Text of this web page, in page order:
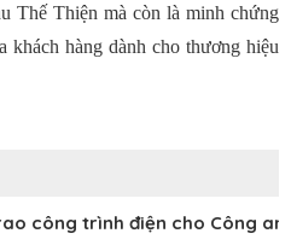
Thế Thiện mà còn là minh chứng
khách hàng dành cho thương hiệu
công trình điện cho Công an